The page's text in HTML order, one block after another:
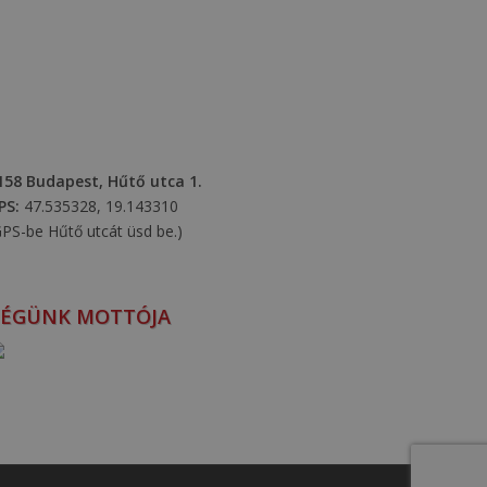
Budapest, Hűtő utca 1.
47.535328, 19.143310
be Hűtő utcát üsd be.)
MOTTÓJA